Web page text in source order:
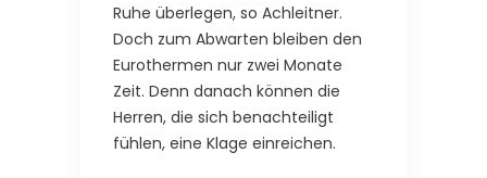
Ruhe überlegen, so Achleitner.
Doch zum Abwarten bleiben den
Eurothermen nur zwei Monate
Zeit. Denn danach können die
Herren, die sich benachteiligt
fühlen, eine Klage einreichen.